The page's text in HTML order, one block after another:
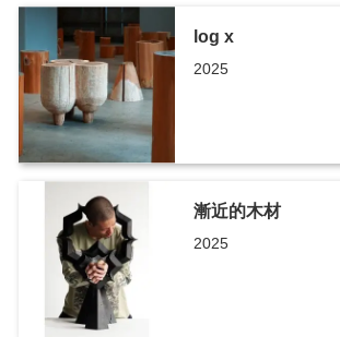
log x
2025
漸近的木材
2025